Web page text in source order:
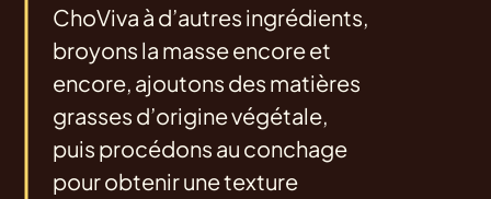
ChoViva à d’autres ingrédients,
broyons la masse encore et
encore, ajoutons des matières
grasses d’origine végétale,
puis procédons au conchage
pour obtenir une texture